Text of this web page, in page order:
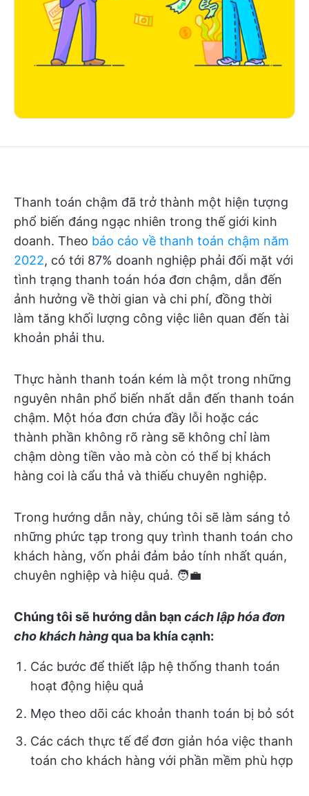
Thanh toán chậm đã trở thành một hiện tượng
phổ biến đáng ngạc nhiên trong thế giới kinh
doanh. Theo báo cáo về thanh toán chậm năm
2022, có tới 87% doanh nghiệp phải đối mặt với
tình trạng thanh toán hóa đơn chậm, dẫn đến
ảnh hưởng về thời gian và chi phí, đồng thời
làm tăng khối lượng công việc liên quan đến tài
khoản phải thu.
Thực hành thanh toán kém là một trong những
nguyên nhân phổ biến nhất dẫn đến thanh toán
chậm. Một hóa đơn chứa đầy lỗi hoặc các
thành phần không rõ ràng sẽ không chỉ làm
chậm dòng tiền vào mà còn có thể bị khách
hàng coi là cẩu thả và thiếu chuyên nghiệp.
Trong hướng dẫn này, chúng tôi sẽ làm sáng tỏ
những phức tạp trong quy trình thanh toán cho
khách hàng, vốn phải đảm bảo tính nhất quán,
chuyên nghiệp và hiệu quả. 🧑‍💼
Chúng tôi sẽ hướng dẫn bạncách lập hóa đơn
cho khách hàngqua ba khía cạnh:
Các bước để thiết lập hệ thống thanh toán
hoạt động hiệu quả
Mẹo theo dõi các khoản thanh toán bị bỏ sót
Các cách thực tế để đơn giản hóa việc thanh
toán cho khách hàng với phần mềm phù hợp